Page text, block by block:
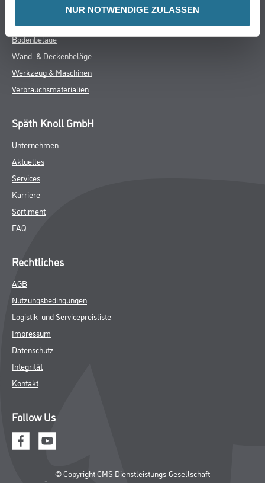
NUR NOTWENDIGE ZULASSEN
- Form- und alterungsbeständig
ZUSATZINFOS
SPEZIFIKATIONEN
Online-Shop
Putze- und Spachtelmassen
Bodenbeläge
Wand- & Deckenbeläge
Werkzeug & Maschinen
Verbrauchsmaterialien
Späth Knoll GmbH
Services